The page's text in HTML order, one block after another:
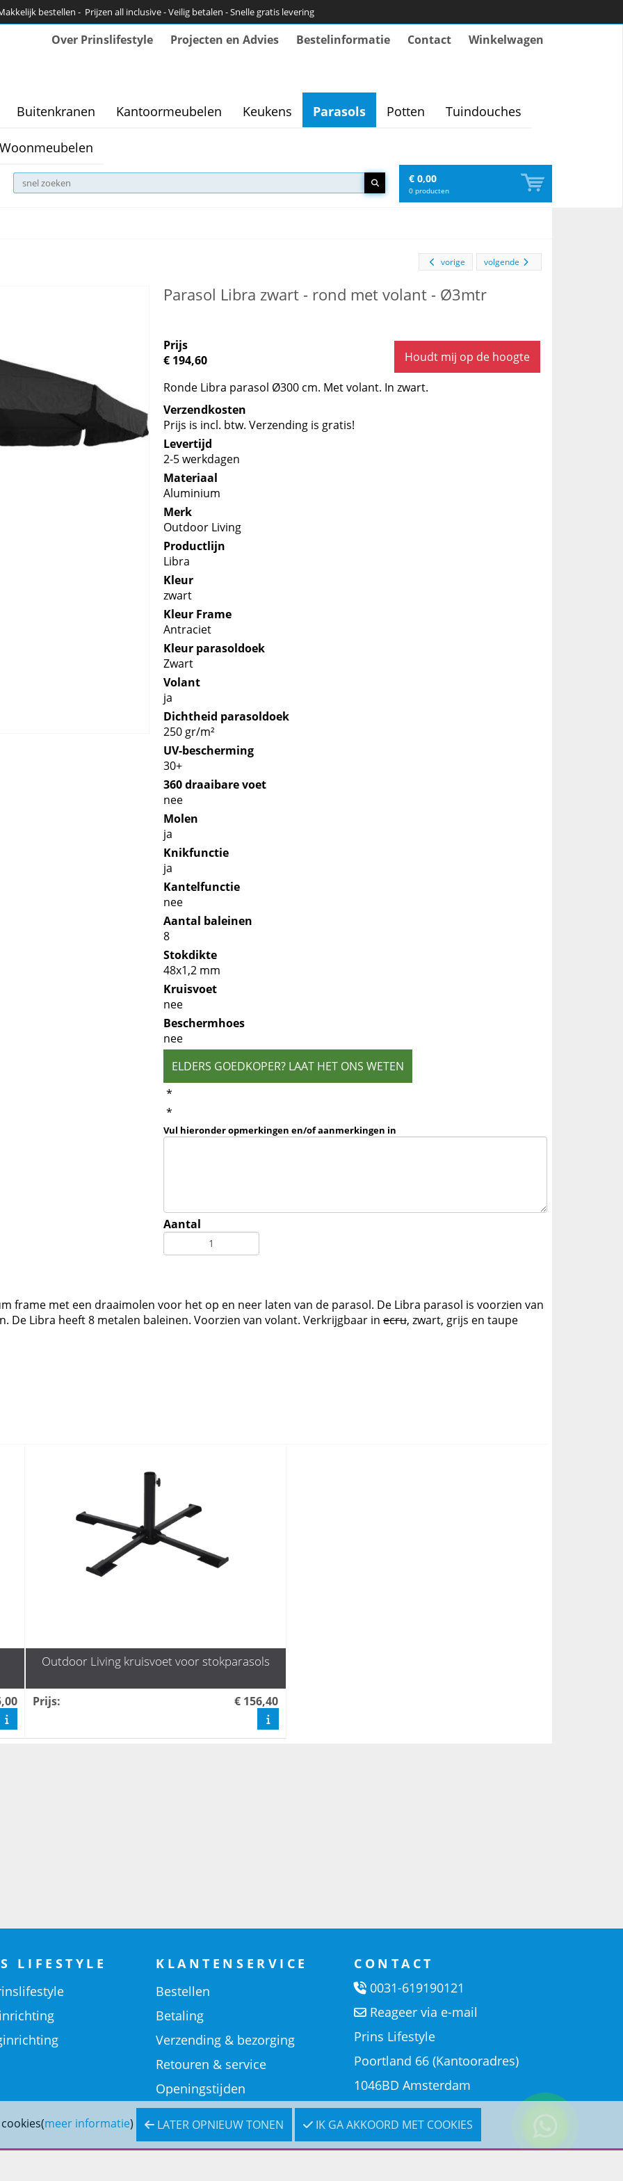
bestellen - Prijzen all inclusive - Veilig betalen - Snelle gratis levering
Over Prinslifestyle Projecten en Advies Bestelinformatie Contact Winkelwagen
Buitenkranen Kantoormeubelen Keukens Parasols Potten Tuindouches
Woonmeubelen
€ 0,00
0 producten
volgende
vorige
Parasol Libra zwart - rond met volant - Ø3mtr
Prijs
€ 194,60
Houdt mij op de hoogte
Ronde Libra parasol Ø300 cm. Met volant. In zwart.
Verzendkosten
Prijs is incl. btw. Verzending is gratis!
Levertijd
2-5 werkdagen
Materiaal
Aluminium
Merk
Outdoor Living
Productlijn
Libra
Kleur
zwart
Kleur Frame
Antraciet
Kleur parasoldoek
Zwart
Volant
ja
Dichtheid parasoldoek
250 gr/m²
UV-bescherming
30+
360 draaibare voet
nee
Molen
ja
Knikfunctie
ja
Kantelfunctie
nee
Aantal baleinen
8
Stokdikte
48x1,2 mm
Kruisvoet
nee
Beschermhoes
nee
ELDERS GOEDKOPER? LAAT HET ONS WETEN
*
*
Vul hieronder opmerkingen en/of aanmerkingen in
Aantal
frame met een draaimolen voor het op en neer laten van de parasol. De Libra parasol is voorzien van
De Libra heeft 8 metalen baleinen. Voorzien van volant. Verkrijgbaar in ecru, zwart, grijs en taupe
Outdoor Living kruisvoet voor stokparasols
Prijs: € 156,40
meer informatie) LATER OPNIEUW TONEN IK GA AKKOORD MET COOKIES
LIFESTYLE KLANTENSERVICE
Bestellen
Betaling
Verzending & bezorging
Retouren & service
Openingstijden
CONTACT
0031-619190121
Reageer via e-mail
Prins Lifestyle
Poortland 66 (Kantooradres)
1046BD Amsterdam